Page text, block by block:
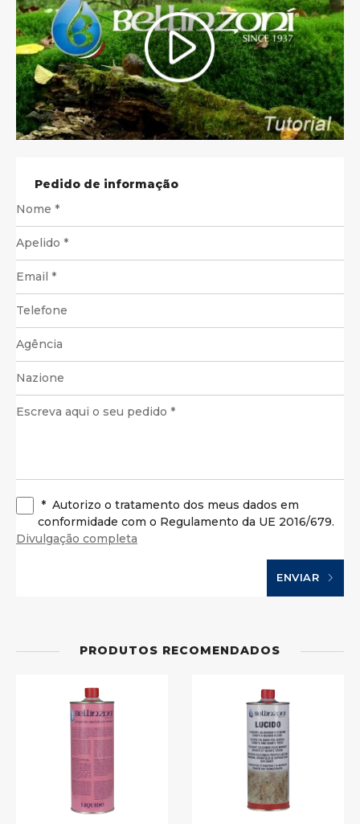
Pedido de informação
* Autorizo o tratamento dos meus dados em
conformidade com o Regulamento da UE 2016/679.
Divulgação completa
ENVIAR
PRODUTOS RECOMENDADOS